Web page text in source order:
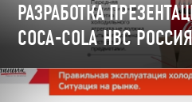
РАЗРАБОТКА
COCA-COLA HBC